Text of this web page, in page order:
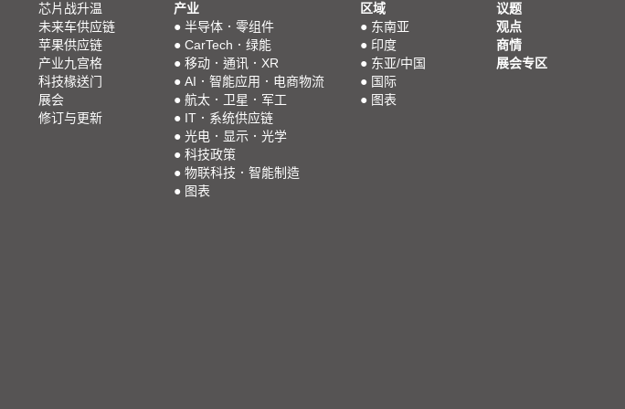
芯片战升温
未来车供应链
苹果供应链
产业九宫格
科技椽送门
展会
修订与更新
产业
● 半导体．零组件
● CarTech．绿能
● 移动．通讯．XR
● AI．智能应用．电商物流
● 航太．卫星．军工
● IT．系统供应链
● 光电．显示．光学
● 科技政策
● 物联科技．智能制造
● 图表
区域
● 东南亚
● 印度
● 东亚/中国
● 国际
● 图表
议题
观点
商情
展会专区